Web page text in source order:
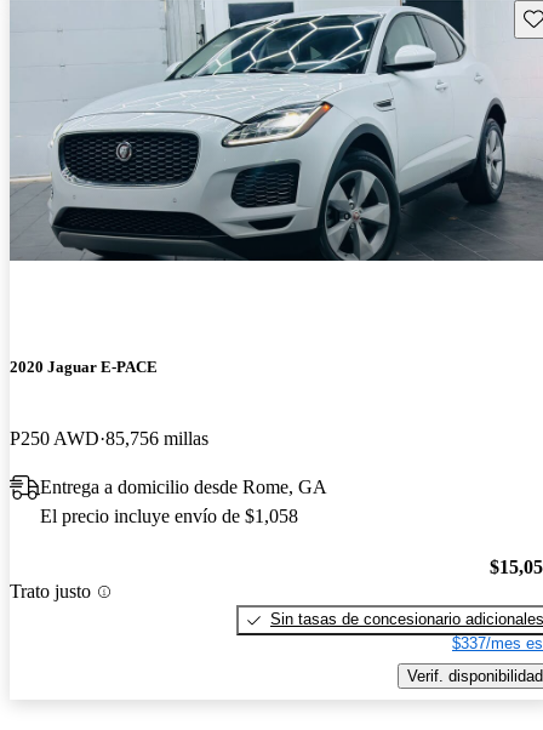
2020 Jaguar E-PACE
P250 AWD 85,756 millas
Entrega a domicilio desde Rome, GA
El precio incluye envío de $1,058
Trato justo
Sin tasas de concesionario adicionales
$337/mes
Verif. disponibilidad